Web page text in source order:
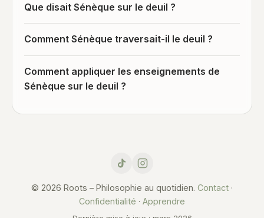
Que disait Sénèque sur le deuil ?
Comment Sénèque traversait-il le deuil ?
Comment appliquer les enseignements de
Sénèque sur le deuil ?
© 2026 Roots – Philosophie au quotidien. Contact ·
Confidentialité · Apprendre